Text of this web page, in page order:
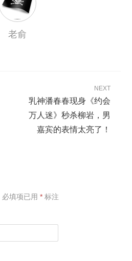
老俞
NEXT
乳神潘春春现身《约会
万人迷》秒杀柳岩，男
嘉宾的表情太亮了！
必填项已用* 标注